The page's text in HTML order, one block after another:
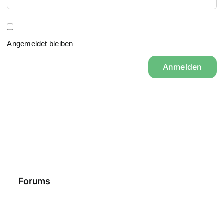
Angemeldet bleiben
Anmelden
Forums